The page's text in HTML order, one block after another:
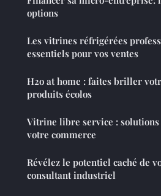
options
Les vitrines réfrigérées
essentiels pour vos ventes
H2o at home : faites briller
produits écolos
Vitrine libre service :
votre commerce
Révélez le potentiel caché de
consultant industriel